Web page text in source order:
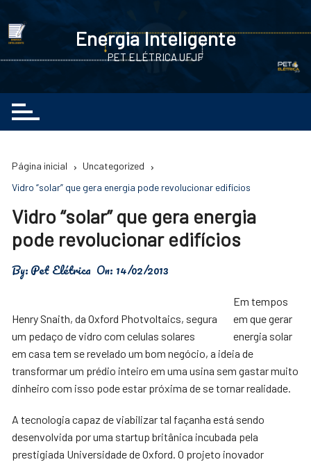
para
conteúdo
Energia Inteligente
PET ELÉTRICA UFJF
Página inicial
Uncategorized
Vidro “solar” que gera energia pode revolucionar edifícios
Vidro “solar” que gera energia
pode revolucionar edifícios
By:Pet Elétrica On: 14/02/2013
Henry Snaith, da Oxford Photvoltaics, segura
um pedaço de vidro com celulas solares
Em tempos
em que gerar
energia solar
em casa tem se revelado um bom negócio, a ideia de
transformar um prédio inteiro em uma usina sem gastar muito
dinheiro com isso pode estar próxima de se tornar realidade.
A tecnologia capaz de viabilizar tal façanha está sendo
desenvolvida por uma startup britânica incubada pela
prestigiada Universidade de Oxford. O projeto inovador